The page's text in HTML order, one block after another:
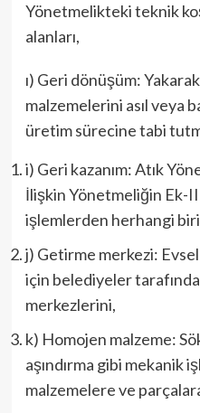
Yönetmelikteki teknik
alanları,
ı) Geri dönüşüm:
malzemelerini asıl veya
üretim sürecine tabi
i) Geri kazanım: Atık
İlişkin Yönetmeliğin Ek-II
işlemlerden herhangi
j) Getirme merkezi:
için belediyeler
merkezlerini,
k) Homojen malzeme:
aşındırma gibi mekanik
malzemelere ve